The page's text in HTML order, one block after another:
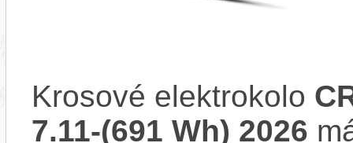
Krosové elektrokolo
7.11-(691 Wh) 2026